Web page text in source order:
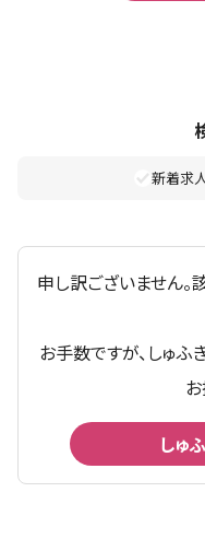
新着求
申し訳ございません
お手数ですが、しゅ
しゅ